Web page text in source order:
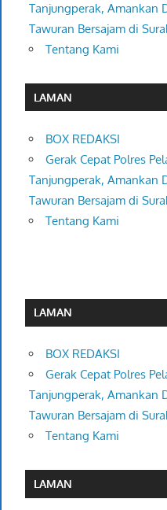
Tanjungperak, Amankan
Tawuran Bersajam di
Tentang Kami
LAMAN
BOX REDAKSI
Gerak Cepat Polres
Tanjungperak, Amankan
Tawuran Bersajam di
Tentang Kami
LAMAN
BOX REDAKSI
Gerak Cepat Polres
Tanjungperak, Amankan
Tawuran Bersajam di
Tentang Kami
LAMAN